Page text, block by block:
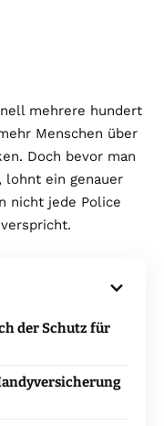
mehrere hundert
Menschen über
Doch bevor man
lohnt ein genauer
nicht jede Police
der Schutz für